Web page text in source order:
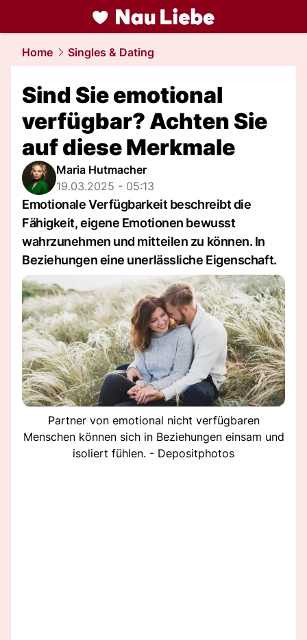
liebe.NAU.ch
Home Singles & Dating
Sind Sie emotional
verfügbar? Achten Sie
auf diese Merkmale
Maria Hutmacher
19.03.2025 - 05:13
Emotionale Verfügbarkeit beschreibt die
Fähigkeit, eigene Emotionen bewusst
wahrzunehmen und mitteilen zu können. In
Beziehungen eine unerlässliche Eigenschaft.
Partner von emotional nicht verfügbaren
Menschen können sich in Beziehungen einsam und
isoliert fühlen. - Depositphotos